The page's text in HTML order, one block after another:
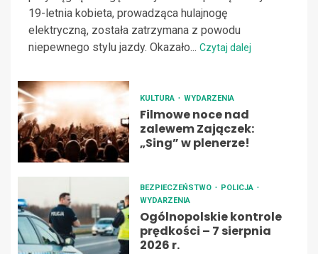
19-letnia kobieta, prowadząca hulajnogę
elektryczną, została zatrzymana z powodu
niepewnego stylu jazdy. Okazało... Czytaj dalej
KULTURA WYDARZENIA
Filmowe noce nad
zalewem Zajączek:
„Sing” w plenerze!
BEZPIECZEŃSTWO
POLICJA
WYDARZENIA
Ogólnopolskie kontrole
prędkości – 7 sierpnia
2026 r.